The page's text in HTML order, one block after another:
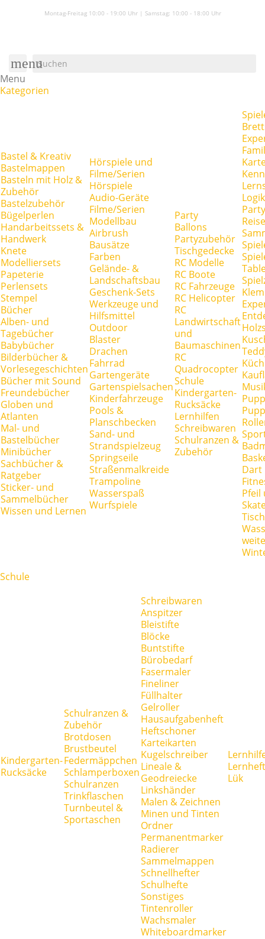
Montag-Freitag 10:00 - 19:00 Uhr | Samstag: 10:00 - 18:00 Uhr
menu
Menu
Kategorien
Bastel & Kreativ
Bastelmappen
Basteln mit Holz &
Zubehör
Bastelzubehör
Bügelperlen
Handarbeitssets &
Handwerk
Knete
Modelliersets
Papeterie
Perlensets
Stempel
Bücher
Alben- und
Tagebücher
Babybücher
Bilderbücher &
Vorlesegeschichten
Bücher mit Sound
Freundebücher
Globen und
Atlanten
Mal- und
Bastelbücher
Minibücher
Sachbücher &
Ratgeber
Sticker- und
Sammelbücher
Wissen und Lernen
Hörspiele und
Filme/Serien
Hörspiele
Audio-Geräte
Filme/Serien
Modellbau
Airbrush
Bausätze
Farben
Gelände- &
Landschaftsbau
Geschenk-Sets
Werkzeuge und
Hilfsmittel
Outdoor
Blaster
Drachen
Fahrrad
Gartengeräte
Gartenspielsachen
Kinderfahrzeuge
Pools &
Planschbecken
Sand- und
Strandspielzeug
Springseile
Straßenmalkreide
Trampoline
Wasserspaß
Wurfspiele
Party
Ballons
Partyzubehör
Tischgedecke
RC Modelle
RC Boote
RC Fahrzeuge
RC Helicopter
RC
Landwirtschaft
und
Baumaschinen
RC
Quadrocopter
Schule
Kindergarten-
Rucksäcke
Lernhilfen
Schreibwaren
Schulranzen &
Zubehör
Dart
Pfeil
Schule
Kindergarten-
Rucksäcke
Schulranzen &
Zubehör
Brotdosen
Brustbeutel
Federmäppchen
Schlamperboxen
Schulranzen
Trinkflaschen
Turnbeutel &
Sportaschen
Schreibwaren
Anspitzer
Bleistifte
Blöcke
Buntstifte
Bürobedarf
Fasermaler
Fineliner
Füllhalter
Gelroller
Hausaufgabenheft
Heftschoner
Karteikarten
Kugelschreiber
Lineale &
Geodreiecke
Linkshänder
Malen & Zeichnen
Minen und Tinten
Ordner
Permanentmarker
Radierer
Sammelmappen
Schnellhefter
Schulhefte
Sonstiges
Tintenroller
Wachsmaler
Whiteboardmarker
Lük